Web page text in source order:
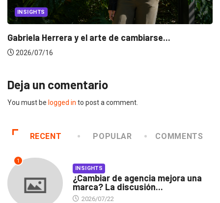
INSIGHTS
Gabriela Herrera y el arte de cambiarse...
2026/07/16
Deja un comentario
You must be logged in to post a comment.
RECENT POPULAR COMMENTS
1
INSIGHTS
¿Cambiar de agencia mejora una
marca? La discusión...
2026/07/22